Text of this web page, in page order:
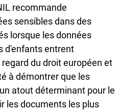
recommande
sensibles dans des
lorsque les données
d'enfants entrent
du droit européen et
à démontrer que les
atout déterminant pour le
les documents les plus